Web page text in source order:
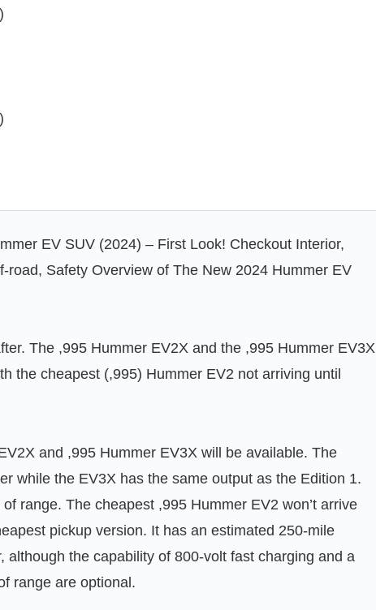
EV SUV (2024) – First Look! Checkout Interior,
road, Safety Overview of The New 2024 Hummer EV
The ,995 Hummer EV2X and the ,995 Hummer EV3X
the cheapest (,995) Hummer EV2 not arriving until
and ,995 Hummer EV3X will be available. The
while the EV3X has the same output as the Edition 1.
range. The cheapest ,995 Hummer EV2 won’t arrive
pickup version. It has an estimated 250-mile
although the capability of 800-volt fast charging and a
range are optional.